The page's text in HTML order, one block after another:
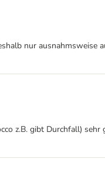
nur ausnahmsweise
z.B. gibt Durchfall)